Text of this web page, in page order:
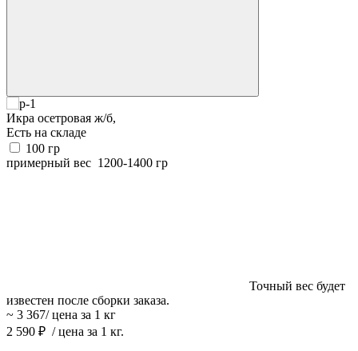
Икра осетровая ж/б,
Есть на складе
100 гр
примерный вес 1200-1400 гр
Точный вес будет
известен после сборки заказа.
~ 3 367/ цена за 1 кг
2 590 ₽ / цена за 1 кг.